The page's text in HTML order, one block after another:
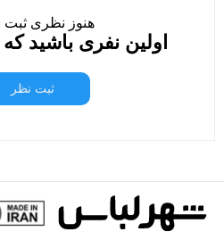
هنوز نظری ثبت
اولین نفری باشید
ثبت نظر